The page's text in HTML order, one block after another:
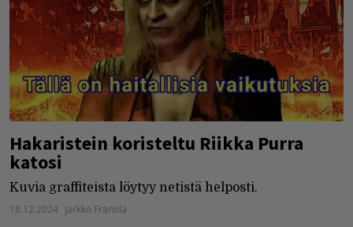
Hakaristein koristeltu Riikka Purra
katosi
Kuvia graffiteista löytyy netistä helposti.
18.12.2024 Jarkko Fräntilä